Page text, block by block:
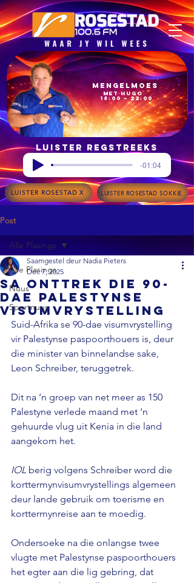
18:00 – 22:00
met Hugo
Mengelmoes
Luister regstreeks
-01:04
LUISTER ROSESTAD X LUISTER ROSESTAD SOKKIE
Post
Alle Plasings
Nuus
Sportnuus
Alle Plasings
SA onttrek die 90-
dae Palestynse
visumvrystelling
Saamgestel deur Nadia Pieters
Dec 7, 2025
Suid-Afrika se 90-dae visumvrystelling
vir Palestynse paspoorthouers is, deur
die minister van binnelandse sake,
Leon Schreiber, teruggetrek.
Dit na ‘n groep van net meer as 150
Palestyne verlede maand met ‘n
gehuurde vlug uit Kenia in die land
aangekom het.
IOL berig volgens Schreiber word die
korttermynvisumvrystellings algemeen
deur lande gebruik om toerisme en
korttermynreise aan te moedig.
Ondersoeke na die onlangse twee
vlugte met Palestynse paspoorthouers
het egter aan die lig gebring, dat